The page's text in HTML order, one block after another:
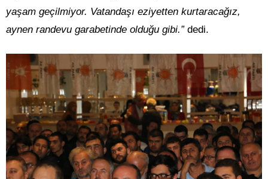
yaşam geçilmiyor. Vatandaşı eziyetten kurtaracağız,
aynen randevu garabetinde olduğu gibi.”dedi.